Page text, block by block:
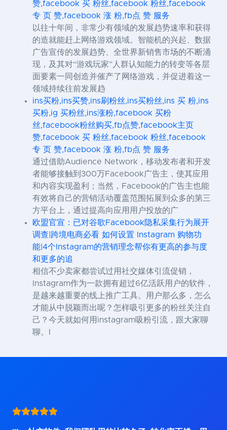
赞,facebook 买 粉丝,facebook 粉丝,facebook
专 页 赞,facebook 涨 粉,fb点 赞 服务
以往十年间，非常少有领域的发展趋势速率和获得
的造就能赶上网络游戏领域。智能机的兴起、数据
广告宣传的发展趋势、全世界新销售市场的不断涌
现，及其对“游戏玩家”人群认知能力的转变等各层
面要素一同创造并催产了网络游戏，并促进着这一
领域持续往前发展趋
ins买粉,ins买赞,ins刷粉丝,ins买粉丝,ins 买 粉,ins
买粉,ig 买粉丝,ins涨粉,facebook 买粉
丝,facebook粉丝购买,fb点赞,facebook主页
赞,facebook 买 粉丝,facebook 粉丝,facebook
专 页 赞,facebook 涨 粉,fb点 赞 服务
通过借助Audience Network，移动发布者和开发
者能够接触到300万Facebook广告主，使其应用
和内容实现盈利；当然，Facebook的广告主也能
有效将自己的营销活动覆盖范围拓展到众多的第三
方平台上，通过提高向应用用户投放的广
欧盟官宣：已对谷歌Facebook隐私采集行为展开
调查|跨境电商必看 如何设置 Instagram 购物功
能|4个Instagram的营销理念帮你有更高的参与度
和更多的追
相信不少卖家都尝试过用社交媒体引流促销，
Instagram作为一款拥有超过6亿活跃用户的软件，
是越来越重要的线上推广工具。用户那么多，怎么
才能从中脱颖而出呢？怎样吸引更多的粉丝关注自
己？今天就如何用instagram吸粉引流，跟大家聊
聊。I